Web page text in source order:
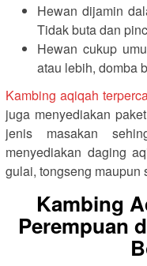
Hewan dijamin
Tidak buta dan
Hewan cukup
atau lebih, domba
Kambing aqiqah
juga menyediakan
jenis masakan
menyediakan daging
gulai, tongseng maupun
Kambing
Perempuan